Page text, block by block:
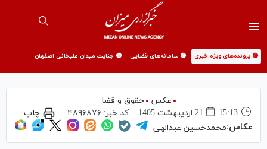
🟡 پرونده‌های ویژه خبری 🟡 سامانه‌های قضایی 🟡 جنایت میدان علیخانی اصفهان
عکس
حقوق و قضا
15:13
21 ارديبهشت 1405 کد خبر:۴۸۹۶۸۷۶ چاپ
عکاس:محمدحسین عبدالهی